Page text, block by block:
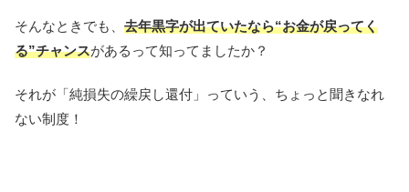
そんなときでも、 去年黒字が出ていたなら“お金が戻ってく
る”チャンスがあるって知ってましたか？
それが「純損失の繰戻し還付」っていう、ちょっと聞きなれ
ない制度！